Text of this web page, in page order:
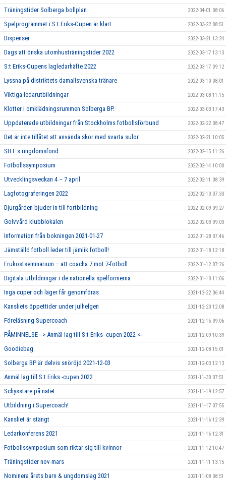
Träningstider Solberga bollplan 2022-04-01 08:06
Spelprogrammet i S:t Eriks-Cupen är klart 2022-03-22 08:51
Dispenser 2022-03-21 13:24
Dags att önska utomhusträningstider 2022 2022-03-17 13:13
S:t Eriks-Cupens lagledarhäfte 2022 2022-03-17 09:12
Lyssna på distriktets damallsvenska tränare 2022-03-10 08:01
Viktiga ledarutbildningar 2022-03-08 11:15
Klotter i omklädningsrummen Solberga BP. 2022-03-03 17:43
Uppdaterade utbildningar från Stockholms fotbollsförbund 2022-02-22 08:47
Det är inte tillåtet att använda skor med svarta sulor 2022-02-21 10:05
StFF:s ungdomsfond 2022-02-15 11:26
Fotbollssymposium 2022-02-14 10:00
Utvecklingsveckan 4 – 7 april 2022-02-11 08:39
Lagfotograferingen 2022 2022-02-10 07:33
Djurgården bjuder in till fortbildning 2022-02-09 09:27
Golvvård klubblokalen 2022-02-03 09:03
Information från bokningen 2021-01-27 2022-01-28 07:46
Jämställd fotboll leder till jämlik fotboll! 2022-01-18 12:18
Frukostseminarium – att coacha 7 mot 7-fotboll 2022-01-12 07:26
Digitala utbildningar i de nationella spelformerna 2022-01-10 11:06
Inga cuper och läger får genomföras 2021-12-22 06:44
Kansliets öppettider under julhelgen 2021-12-20 12:08
Föreläsning Supercoach 2021-12-16 09:06
PÅMINNELSE --> Anmäl lag till S:t Eriks -cupen 2022 <-- 2021-12-09 10:39
Goodiebag 2021-12-08 15:01
Solberga BP är delvis snöröjd 2021-12-03 2021-12-03 12:13
Anmäl lag till S:t Eriks -cupen 2022 2021-11-30 07:51
Schysstare på nätet 2021-11-19 12:57
Utbildning i Supercoach! 2021-11-17 07:55
Kansliet är stängt 2021-11-16 12:39
Ledarkonferens 2021 2021-11-16 12:31
Fotbollssymposium som riktar sig till kvinnor 2021-11-12 10:47
Träningstider nov-mars 2021-11-11 13:15
Nominera årets barn & ungdomslag 2021 2021-11-08 08:51